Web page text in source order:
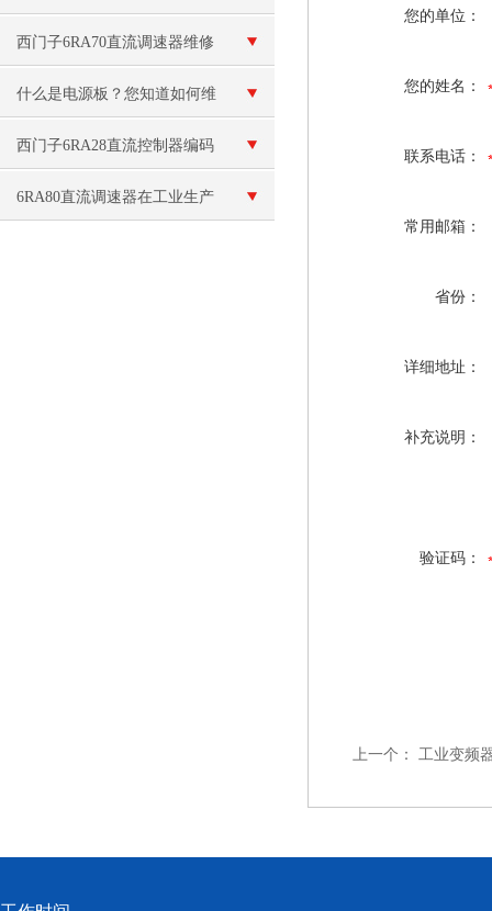
西门子6RA70直流调速器维修
再生反馈及电流环问题
什么是电源板？您知道如何维
修电源板吗？
西门子6RA28直流控制器编码
器故障维修 调速器报F11错误
6RA80直流调速器在工业生产
您的单位：
您的姓名：
联系电话：
常用邮箱：
省份：
详细地址：
补充说明：
验证码：
上一个： 工业变频